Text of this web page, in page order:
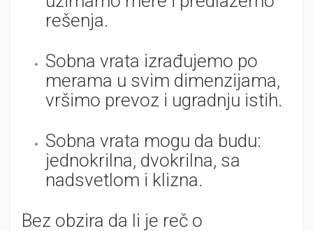
rešenja.
Sobna vrata izrađujemo po
merama u svim dimenzijama,
vršimo prevoz i ugradnju istih.
Sobna vrata mogu da budu:
jednokrilna, dvokrilna, sa
nadsvetlom i klizna.
Bez obzira da li je reč o